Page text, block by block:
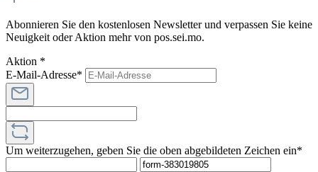
Abonnieren Sie den kostenlosen Newsletter und verpassen Sie keine
Neuigkeit oder Aktion mehr von pos.sei.mo.
Aktion *
E-Mail-Adresse*
Um weiterzugehen, geben Sie die oben abgebildeten Zeichen ein*